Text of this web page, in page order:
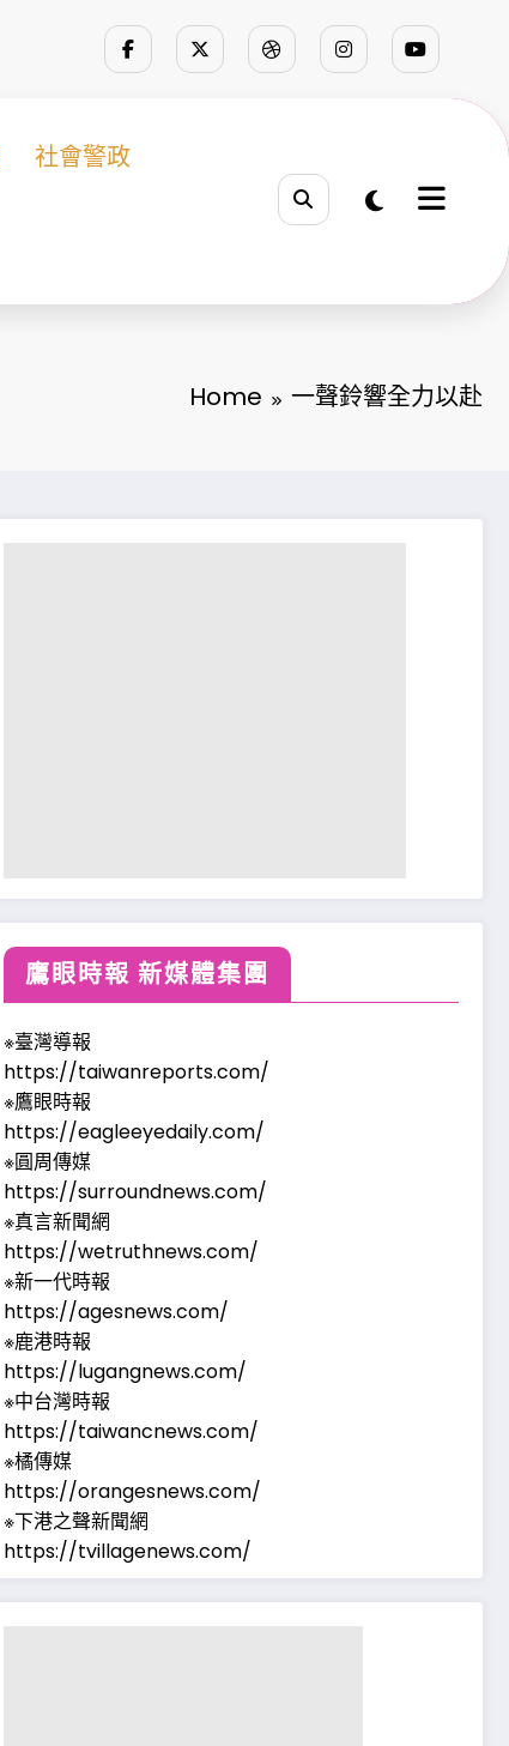
社會警政
Home 一聲鈴響全力以赴
鷹眼時報 新媒體集團
※臺灣導報
https://taiwanreports.com/
※鷹眼時報
https://eagleeyedaily.com/
※圓周傳媒
https://surroundnews.com/
※真言新聞網
https://wetruthnews.com/
※新一代時報
https://agesnews.com/
※鹿港時報
https://lugangnews.com/
※中台灣時報
https://taiwancnews.com/
※橘傳媒
https://orangesnews.com/
※下港之聲新聞網
https://tvillagenews.com/